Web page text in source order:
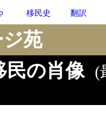
移民史 翻訳
苑
民の肖像 (